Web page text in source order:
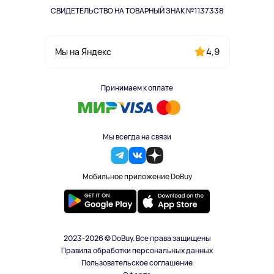
СВИДЕТЕЛЬСТВО НА ТОВАРНЫЙ ЗНАК №1137338
Мы на Яндекс 4,9
Принимаем к оплате
Мы всегда на связи
Мобильное приложение DoBuy
2023-2026 © DoBuy. Все права защищены
Правила обработки персональных данных
Пользовательское соглашение